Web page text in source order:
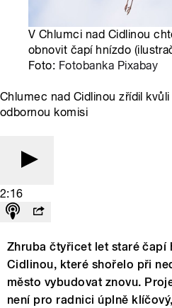
V Chlumci nad Cidlinou
obnovit čapí hnízdo
Foto: Fotobanka Pixabay
Chlumec nad Cidlinou zřídil
odbornou komisi
2:16
Zhruba čtyřicet let staré čapí
Cidlinou, které shořelo při
město vybudovat znovu.
není pro radnici úplně